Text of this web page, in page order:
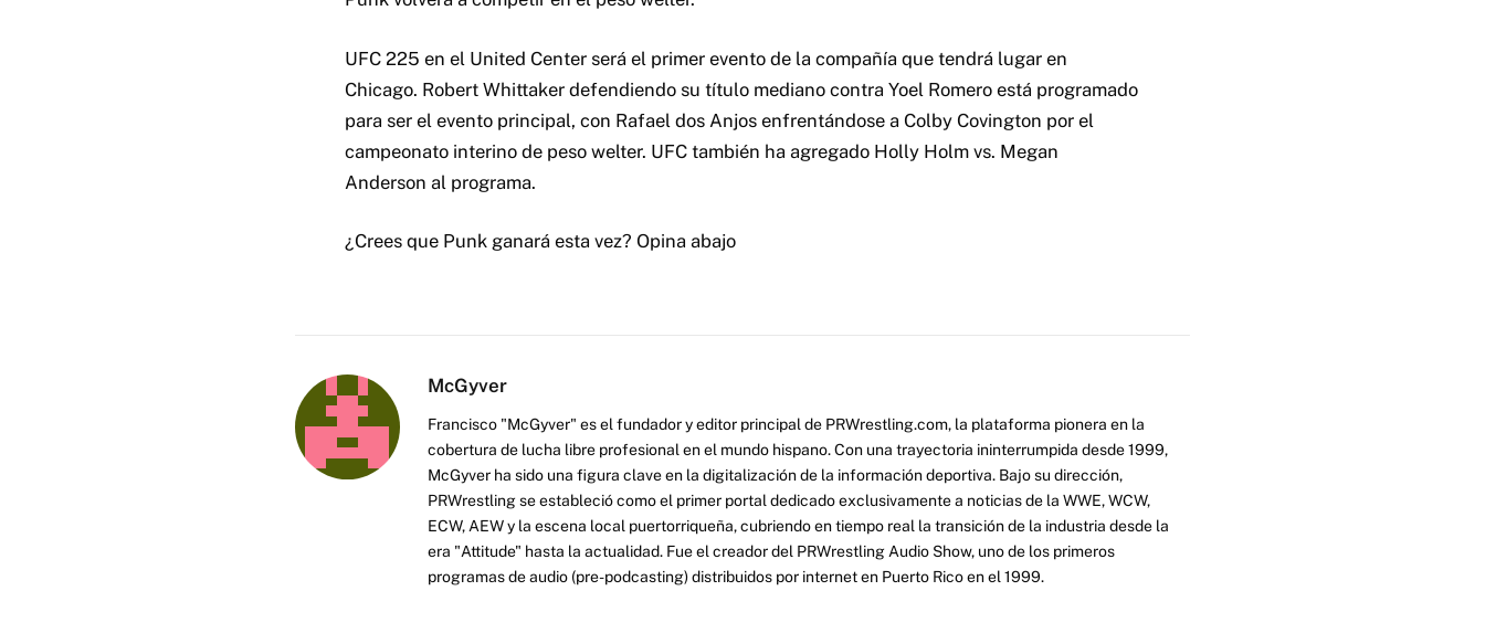
UFC 225 en el United Center será el primer evento de la compañía que tendrá lugar en
Chicago. Robert Whittaker defendiendo su título mediano contra Yoel Romero está programado
para ser el evento principal, con Rafael dos Anjos enfrentándose a Colby Covington por el
campeonato interino de peso welter. UFC también ha agregado Holly Holm vs. Megan
Anderson al programa.
¿Crees que Punk ganará esta vez? Opina abajo
McGyver
Francisco "McGyver" es el fundador y editor principal de PRWrestling.com, la plataforma pionera en la
cobertura de lucha libre profesional en el mundo hispano. Con una trayectoria ininterrumpida desde 1999,
McGyver ha sido una figura clave en la digitalización de la información deportiva. Bajo su dirección,
PRWrestling se estableció como el primer portal dedicado exclusivamente a noticias de la WWE, WCW,
ECW, AEW y la escena local puertorriqueña, cubriendo en tiempo real la transición de la industria desde la
era "Attitude" hasta la actualidad. Fue el creador del PRWrestling Audio Show, uno de los primeros
programas de audio (pre-podcasting) distribuidos por internet en Puerto Rico en el 1999.